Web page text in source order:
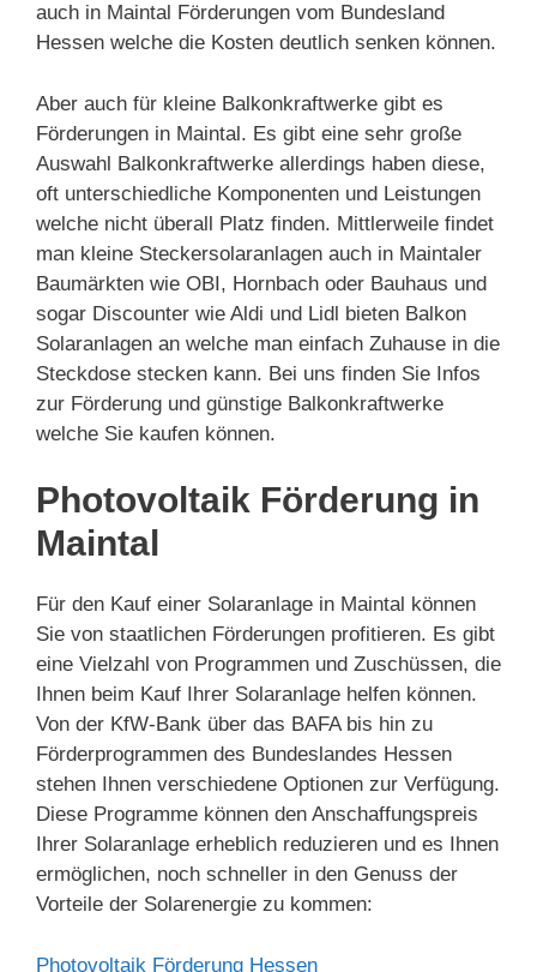
auch in Maintal Förderungen vom Bundesland
Hessen welche die Kosten deutlich senken können.
Aber auch für kleine Balkonkraftwerke gibt es
Förderungen in Maintal. Es gibt eine sehr große
Auswahl Balkonkraftwerke allerdings haben diese,
oft unterschiedliche Komponenten und Leistungen
welche nicht überall Platz finden. Mittlerweile findet
man kleine Steckersolaranlagen auch in Maintaler
Baumärkten wie OBI, Hornbach oder Bauhaus und
sogar Discounter wie Aldi und Lidl bieten Balkon
Solaranlagen an welche man einfach Zuhause in die
Steckdose stecken kann. Bei uns finden Sie Infos
zur Förderung und günstige Balkonkraftwerke
welche Sie kaufen können.
Photovoltaik Förderung in
Maintal
Für den Kauf einer Solaranlage in Maintal können
Sie von staatlichen Förderungen profitieren. Es gibt
eine Vielzahl von Programmen und Zuschüssen, die
Ihnen beim Kauf Ihrer Solaranlage helfen können.
Von der KfW-Bank über das BAFA bis hin zu
Förderprogrammen des Bundeslandes Hessen
stehen Ihnen verschiedene Optionen zur Verfügung.
Diese Programme können den Anschaffungspreis
Ihrer Solaranlage erheblich reduzieren und es Ihnen
ermöglichen, noch schneller in den Genuss der
Vorteile der Solarenergie zu kommen:
Photovoltaik Förderung Hessen